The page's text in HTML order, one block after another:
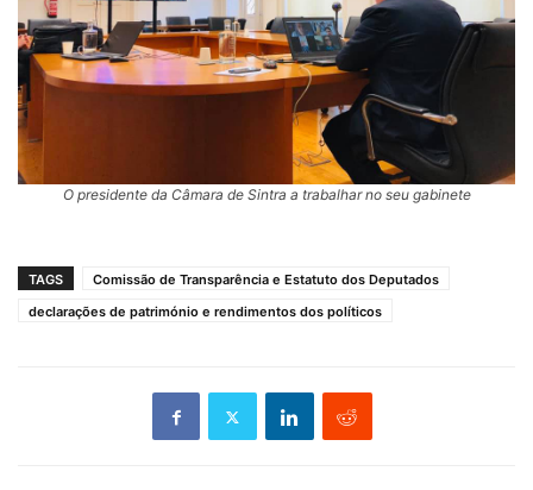
O presidente da Câmara de Sintra a trabalhar no seu gabinete
TAGS
Comissão de Transparência e Estatuto dos Deputados
declarações de património e rendimentos dos políticos